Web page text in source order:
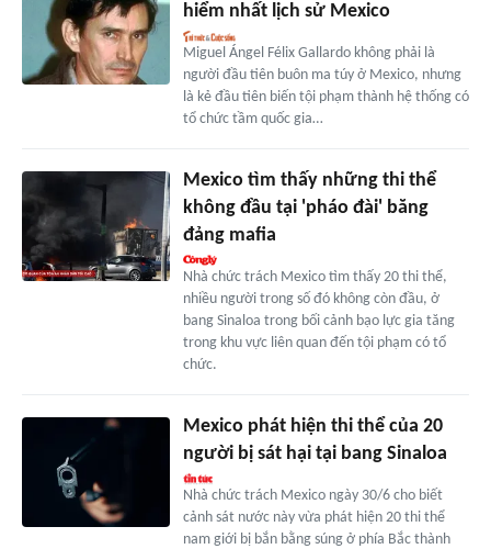
hiểm nhất lịch sử Mexico
Miguel Ángel Félix Gallardo không phải là
người đầu tiên buôn ma túy ở Mexico, nhưng
là kẻ đầu tiên biến tội phạm thành hệ thống có
tổ chức tầm quốc gia…
Mexico tìm thấy những thi thể
không đầu tại 'pháo đài' băng
đảng mafia
Nhà chức trách Mexico tìm thấy 20 thi thể,
nhiều người trong số đó không còn đầu, ở
bang Sinaloa trong bối cảnh bạo lực gia tăng
trong khu vực liên quan đến tội phạm có tổ
chức.
Mexico phát hiện thi thể của 20
người bị sát hại tại bang Sinaloa
Nhà chức trách Mexico ngày 30/6 cho biết
cảnh sát nước này vừa phát hiện 20 thi thể
nam giới bị bắn bằng súng ở phía Bắc thành